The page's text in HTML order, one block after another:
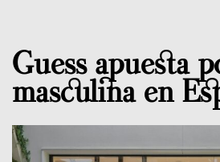
Guess apuesta
masculina en